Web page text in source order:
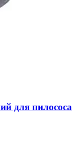
для пилососа